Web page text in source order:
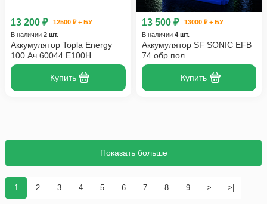
13 200 ₽
12500 ₽ + БУ
В наличии 2 шт.
Аккумулятор Topla Energy
100 Ач 60044 E100H
Купить
13 500 ₽
13000 ₽ + БУ
В наличии 4 шт.
Аккумулятор SF SONIC EFB
74 обр пол
Купить
1 2 3 4 5 6 7 8 9 > >|
Показать больше